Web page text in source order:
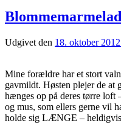
Udgivet den 18. oktober 2012
Mine forældre har et stort
gavmildt. Høsten plejer de at
hænges op på deres tørre
og mus, som ellers gerne vil
holde sig LÆNGE –